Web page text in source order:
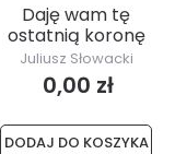
Daję wam tę
ostatnią koronę
pamiątek
Juliusz Słowacki
0,00 zł
DODAJ DO KOSZYKA